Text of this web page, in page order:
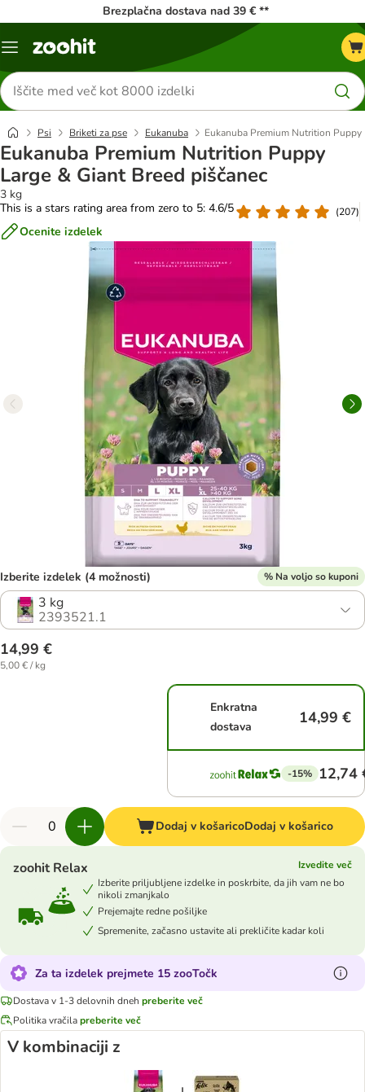
Brezplačna dostava nad 39 € **
Meni
Iskanje
izdelkov
Psi Briketi za pse Eukanuba Eukanuba Premium Nutrition Puppy
Eukanuba Premium Nutrition Puppy
Large & Giant Breed piščanec
3 kg
This is a stars rating area from zero to 5: 4.6/5
(207)
Ocenite izdelek
Izberite izdelek (4 možnosti) % Na voljo so kuponi
3 kg
2393521.1
14,99 €
5,00 € / kg
Enkratna
dostava
14,99 €
-15% 12,74
Dodaj v košaricoDodaj v košarico
zoohit Relax
Izvedite več
Izberite priljubljene izdelke in poskrbite, da jih vam ne bo
nikoli zmanjkalo
Prejemajte redne pošiljke
Spremenite, začasno ustavite ali prekličite kadar koli
Za ta izdelek prejmete 15 zooTočk
Dostava v 1-3 delovnih dneh preberite več
Politika vračilapreberite več
V kombinaciji z